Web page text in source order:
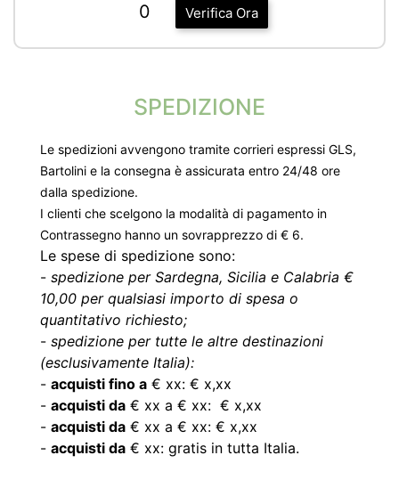
Verifica Ora
0
SPEDIZIONE
Le spedizioni avvengono tramite corrieri espressi GLS,
Bartolini e la consegna è assicurata entro 24/48 ore
dalla spedizione.
I clienti che scelgono la modalità di pagamento in
Contrassegno hanno un sovrapprezzo di € 6.
Le spese di spedizione sono:
- spedizione per Sardegna, Sicilia e Calabria €
10,00 per qualsiasi importo di spesa o
quantitativo richiesto;
- spedizione per tutte le altre destinazioni
(esclusivamente Italia):
- acquisti fino a € xx: € x,xx
- acquisti da € xx a € xx: € x,xx
- acquisti da € xx a € xx: € x,xx
- acquisti da € xx: gratis in tutta Italia.